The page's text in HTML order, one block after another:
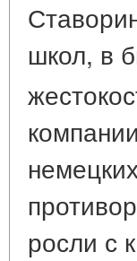
школ, в
росли с